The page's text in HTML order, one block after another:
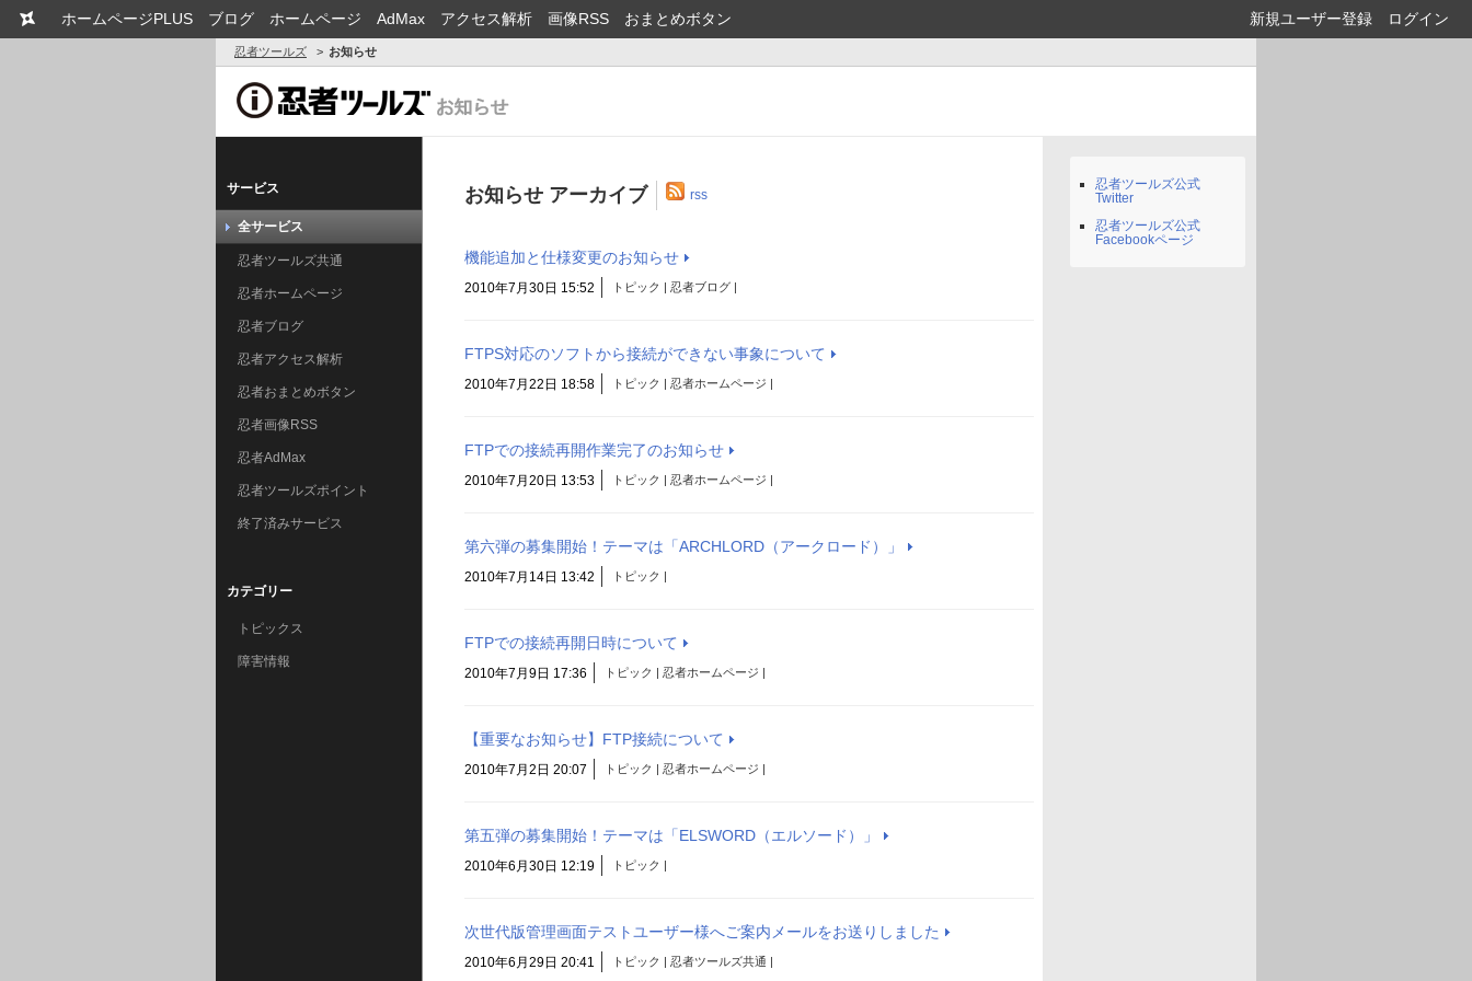
新規ユーザー登録 ログイン
ホームページPLUS ブログ ホームページ AdMax アクセス解析 画像RSS おまとめボタン
忍者ツールズ お知らせ
サービス
全サービス
忍者ツールズ共通
忍者ホームページ
忍者ブログ
忍者アクセス解析
忍者おまとめボタン
忍者画像RSS
忍者AdMax
忍者ツールズポイント
終了済みサービス
カテゴリー
トピックス
障害情報
お知らせ アーカイブ rss
機能追加と仕様変更のお知らせ
2010年7月30日 15:52 トピック | 忍者ブログ |
FTPS対応のソフトから接続ができない事象について
2010年7月22日 18:58 トピック | 忍者ホームページ |
FTPでの接続再開作業完了のお知らせ
2010年7月20日 13:53 トピック | 忍者ホームページ |
第六弾の募集開始！テーマは「ARCHLORD（アークロード）」
2010年7月14日 13:42 トピック |
FTPでの接続再開日時について
2010年7月9日 17:36 トピック | 忍者ホームページ |
【重要なお知らせ】FTP接続について
2010年7月2日 20:07 トピック | 忍者ホームページ |
第五弾の募集開始！テーマは「ELSWORD（エルソード）」
2010年6月30日 12:19 トピック |
次世代版管理画面テストユーザー様へご案内メールをお送りしました
2010年6月29日 20:41 トピック | 忍者ツールズ共通 |
忍者ツールズ公式
Twitter
忍者ツールズ公式
Facebookページ